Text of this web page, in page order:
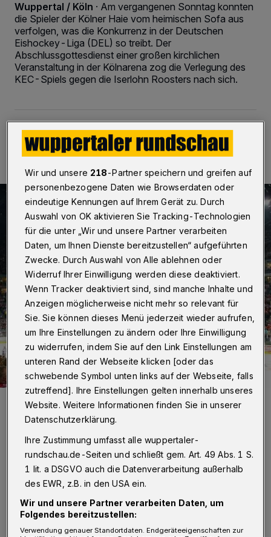
Wuppertal / Köln · Am vergangenen Sonntag konnten
die Spieler der Kölner Haie vom heimischen Sofa aus
verfolgen, was die Konkurrenz in der Deutschen
Eishockey-Liga (DEL) so treibt. Der
Abschlussgottesdienst einer großen kirchlichen
Veranstaltung in der Kölnarena zog die Verlegung des
KEC-Spiels gegen die Iserlohn Roosters nach sich.
24.09.2015 , 21:36 Uhr 2 Minuten Lesezeit
Die Haie erwarten gegen Straubing mehr als 10.000 Zuschauer.
Von Marcus Jensen
ohl nur dieser Umstand hat
Wir und unsere 218-Partner speichern und greifen auf
personenbezogene Daten wie Browserdaten oder
eindeutige Kennungen auf Ihrem Gerät zu. Durch
Auswahl von OK aktivieren Sie Tracking-Technologien
für die unter „Wir und unsere Partner verarbeiten
Daten, um Ihnen Dienste bereitzustellen“ aufgeführten
Zwecke. Durch Auswahl von Alle ablehnen oder
Widerruf Ihrer Einwilligung werden diese deaktiviert.
Wenn Tracker deaktiviert sind, sind manche Inhalte und
Anzeigen möglicherweise nicht mehr so relevant für
Sie. Sie können dieses Menü jederzeit wieder aufrufen,
um Ihre Einstellungen zu ändern oder Ihre Einwilligung
zu widerrufen, indem Sie auf den Link Einstellungen am
unteren Rand der Webseite klicken [oder das
schwebende Symbol unten links auf der Webseite, falls
zutreffend]. Ihre Einstellungen gelten innerhalb unseres
Website. Weitere Informationen finden Sie in unserer
Datenschutzerklärung.
Ihre Zustimmung umfasst alle wuppertaler-
rundschau.de-Seiten und schließt gem. Art. 49 Abs. 1 S.
1 lit. a DSGVO auch die Datenverarbeitung außerhalb
des EWR, z.B. in den USA ein.
Wir und unsere Partner verarbeiten Daten, um
Folgendes bereitzustellen:
Verwendung genauer Standortdaten. Endgeräteeigenschaften zur